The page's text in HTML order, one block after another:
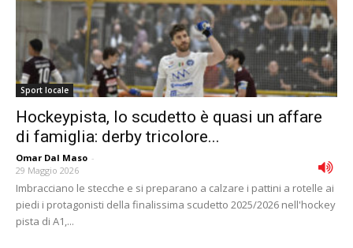
Sport locale
Hockeypista, lo scudetto è quasi un affare
di famiglia: derby tricolore...
Omar Dal Maso -
29 Maggio 2026
Imbracciano le stecche e si preparano a calzare i pattini a rotelle ai
piedi i protagonisti della finalissima scudetto 2025/2026 nell'hockey
pista di A1,...